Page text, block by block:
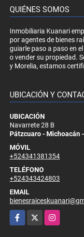
QUIÉNES SOMOS
Inmobiliaria Kuanari
por agentes de bienes
guiarle paso a paso en
o vender su propiedad.
y Morelia, estamos
UBICACIÓN Y
UBICACIÓN
Navarrete 28 B
Pátzcuaro - Michoacán
MÓVIL
+524341381354
TELÉFONO
+524343424803
EMAIL
Facebook
Instagram